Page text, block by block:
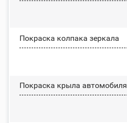
Покраска колпака зеркала
Покраска крыла автомобиля